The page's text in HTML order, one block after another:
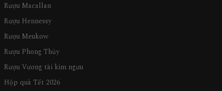
Rượu Macallan
Rượu Hennessy
Rượu Meukow
Rượu Phong Thủy
Rượu Vương tài kim ngưu
Hộp quà Tết 2026